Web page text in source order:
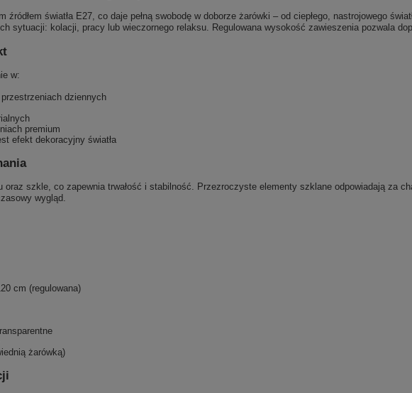
źródłem światła E27, co daje pełną swobodę w doborze żarówki – od ciepłego, nastrojowego
sytuacji: kolacji, pracy lub wieczornego relaksu. Regulowana wysokość zawieszenia pozwala
w:
dziennych
premium
efekt dekoracyjny światła
oraz szkle, co zapewnia trwałość i stabilność. Przezroczyste elementy szklane odpowiadają za
wygląd.
cm (regulowana)
żarówką)